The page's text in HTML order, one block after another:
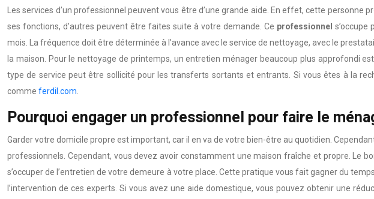
Les services d’un professionnel peuvent vous être d’une grande aide. En effet, cette
ses fonctions, d’autres peuvent être faites suite à votre demande. Ce professionnel
mois. La fréquence doit être déterminée à l’avance avec le service de nettoyage, avec le
la maison. Pour le nettoyage de printemps, un entretien ménager beaucoup plus approfondi
type de service peut être sollicité pour les transferts sortants et entrants. Si vous êtes à la
comme ferdil.com
Pourquoi engager un professionnel pour faire le
Garder votre domicile propre est important, car il en va de votre bien-être au quotidien.
professionnels. Cependant, vous devez avoir constamment une maison fraîche et propre. Le
s’occuper de l’entretien de votre demeure à votre place. Cette pratique vous fait gagner du
l’intervention de ces experts. Si vous avez une aide domestique, vous pouvez obtenir une